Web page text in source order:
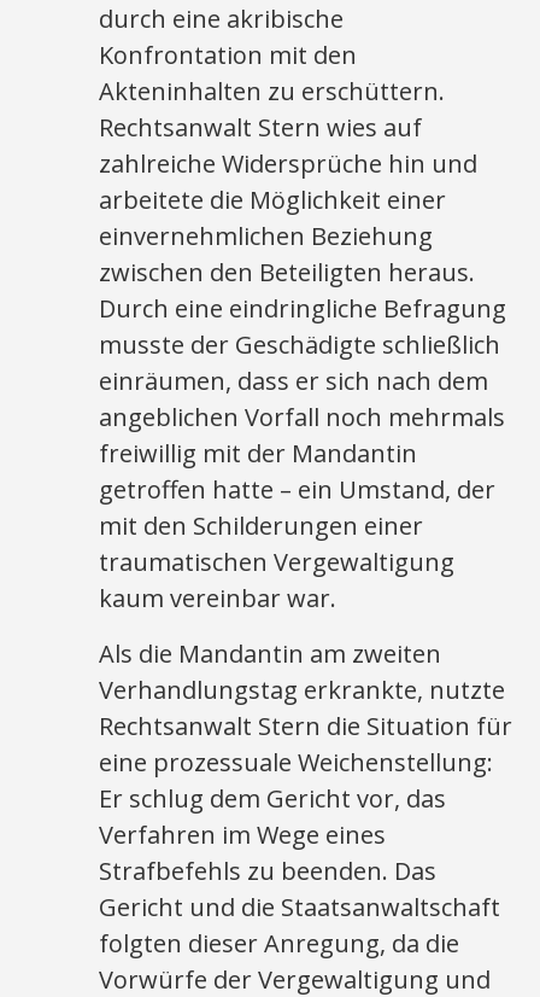
durch eine akribische
Konfrontation mit den
Akteninhalten zu erschüttern.
Rechtsanwalt Stern wies auf
zahlreiche Widersprüche hin und
arbeitete die Möglichkeit einer
einvernehmlichen Beziehung
zwischen den Beteiligten heraus.
Durch eine eindringliche Befragung
musste der Geschädigte schließlich
einräumen, dass er sich nach dem
angeblichen Vorfall noch mehrmals
freiwillig mit der Mandantin
getroffen hatte – ein Umstand, der
mit den Schilderungen einer
traumatischen Vergewaltigung
kaum vereinbar war.
Als die Mandantin am zweiten
Verhandlungstag erkrankte, nutzte
Rechtsanwalt Stern die Situation für
eine prozessuale Weichenstellung:
Er schlug dem Gericht vor, das
Verfahren im Wege eines
Strafbefehls zu beenden. Das
Gericht und die Staatsanwaltschaft
folgten dieser Anregung, da die
Vorwürfe der Vergewaltigung und